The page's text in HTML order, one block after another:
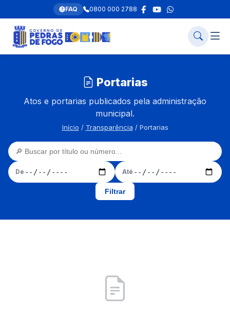
FAQ 0800 000 2788
Portarias
Atos e portarias publicados pela administração
municipal.
Início / Transparência / Portarias
De Até
Filtrar